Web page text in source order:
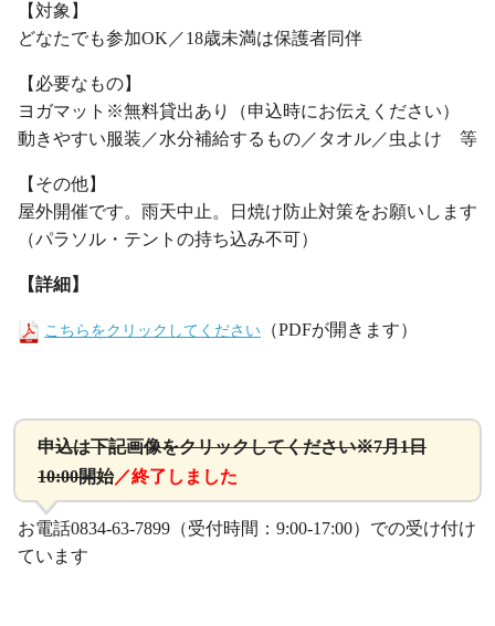
【対象】
どなたでも参加OK／18歳未満は保護者同伴
【必要なもの】
ヨガマット※無料貸出あり（申込時にお伝えください）
動きやすい服装／水分補給するもの／タオル／虫よけ 等
【その他】
屋外開催です。雨天中止。日焼け防止対策をお願いします
（パラソル・テントの持ち込み不可）
【詳細】
こちらをクリックしてください （PDFが開きます）
申込は下記画像をクリックしてください※7月1日
10:00開始／終了しました
お電話0834-63-7899（受付時間：9:00-17:00）での受け付け
ています